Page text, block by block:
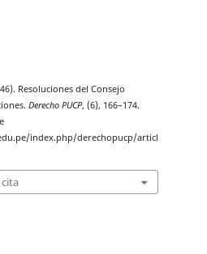
Resoluciones del Consejo
Derecho PUCP, (6), 166–174.
index.php/derechopucp/articl